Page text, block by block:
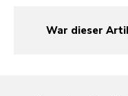
War dieser
yes
no